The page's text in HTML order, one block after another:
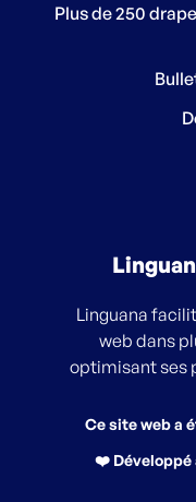
Plus de 250
Linguana
web dans
optimisant ses
Ce site web a
❤️ Développé